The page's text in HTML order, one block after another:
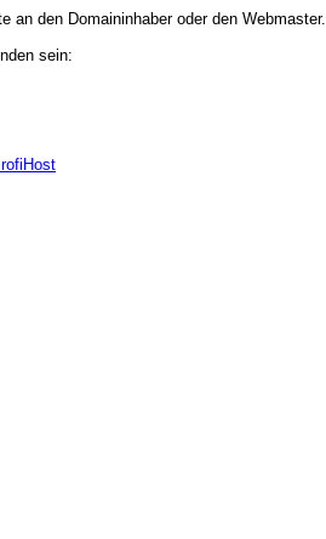
den Domaininhaber oder den Webmaster.
sein: